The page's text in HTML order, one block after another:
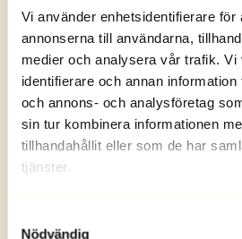
Vi använder enhetsidentifierare
annonserna till användarna,
medier och analysera vår trafik.
identifierare och annan
och annons- och analysföretag
sin tur kombinera informationen
tillhandahållit eller som de har
tjänster.
Nödvändig
1. Mixa alla ingredienser till en
2. Häll upp i ett glas och toppa
3. Servera direkt och njut av
dagen.